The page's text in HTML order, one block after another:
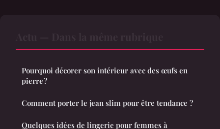
Pourquoi décorer son intérieur avec des œufs en
pierre ?
Comment porter le jean slim pour être tendance ?
Quelques idées de lingerie pour femmes à